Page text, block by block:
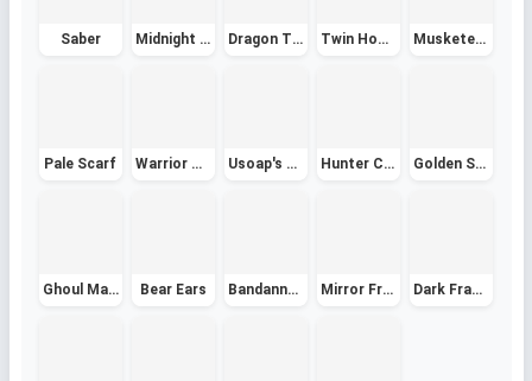
Saber Midnight Blade Dragon Trident Twin Hooks Musketeer Hat - Mũ Lính Ngự Lâm
Pale Scarf Warrior Helmet Usoap's Hat Hunter Cape (Red) Golden Sunhat
Ghoul Mask Bear Ears Bandanna (Green) Mirror Fractal -Mảnh Vỡ Gương Dark Fragment - Nguyên Thạch Bóng Tối